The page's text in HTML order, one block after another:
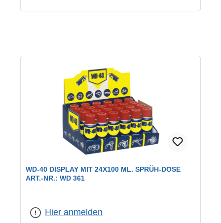
WD-40 DISPLAY MIT 24X100 ML. SPRÜH-DOSE
ART.-NR.: WD 361
Hier anmelden